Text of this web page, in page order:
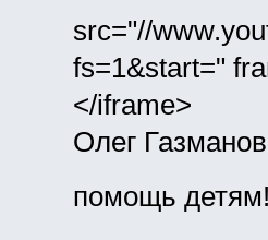
src="//
fs=1&start="
</iframe>
Олег
помощь